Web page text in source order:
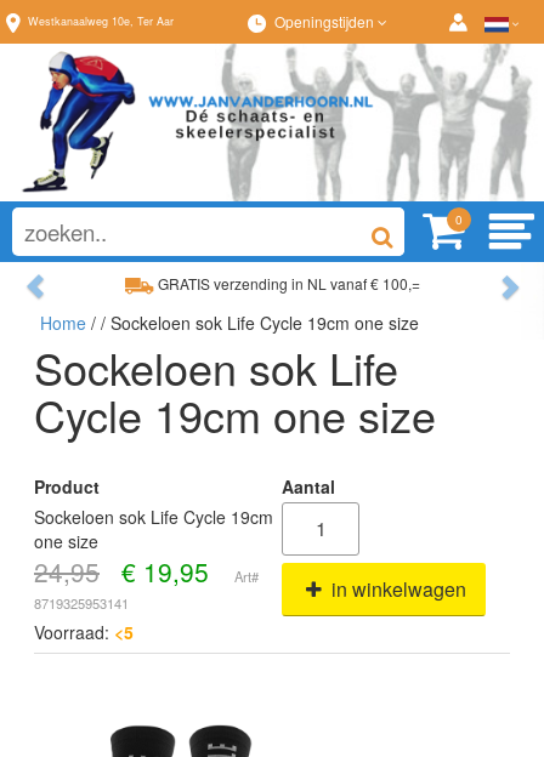
Westkanaalweg 10e, Ter Aar Openingstijden
0
GRATIS verzending in NL vanaf € 100,=
Ruim assortiment, altijd wat naar wens!
Previous
Home / / Sockeloen sok Life Cycle 19cm one size
Sockeloen sok Life
Cycle 19cm one size
Product
Aantal
Sockeloen sok Life Cycle 19cm
one size
24,95 € 19,95
Art#
8719325953141
in winkelwagen
Voorraad: <5